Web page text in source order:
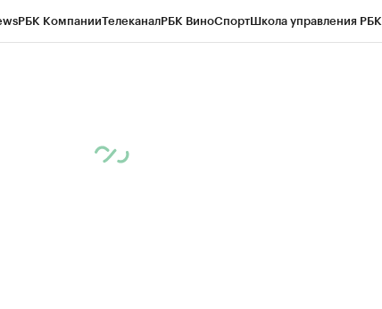
РБК КомпанииТелеканалРБК ВиноСпортШкола управления РБК